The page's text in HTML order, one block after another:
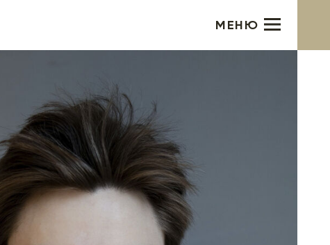
МЕНЮ